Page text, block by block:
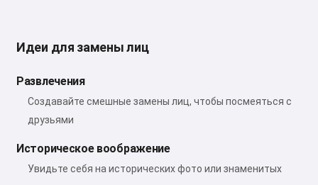
Идеи для замены лиц
Развлечения
Создавайте смешные замены лиц, чтобы посмеяться с
друзьями
Историческое воображение
Увидьте себя на исторических фото или знаменитых